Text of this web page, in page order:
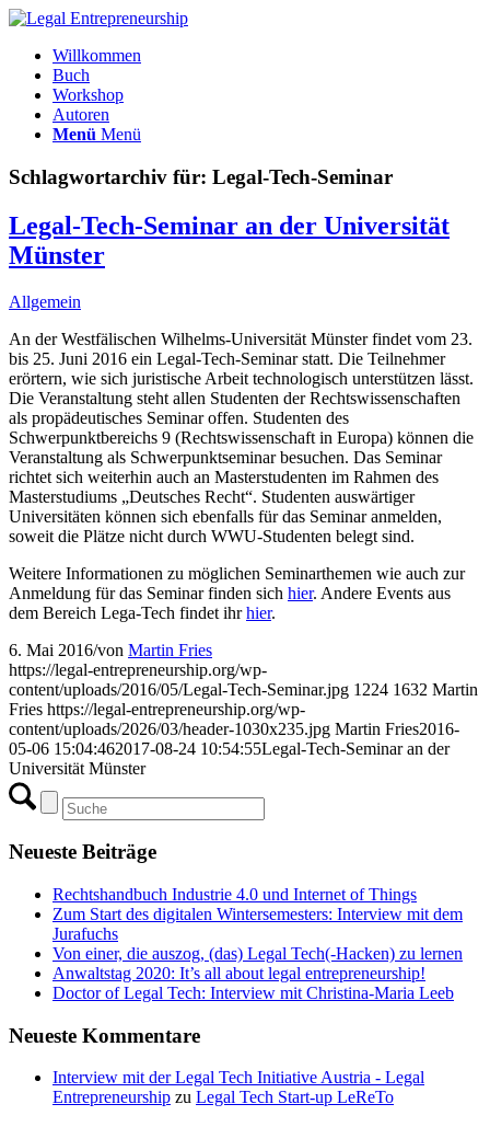
Willkommen
Buch
Workshop
Autoren
Menü Menü
Schlagwortarchiv für: Legal-Tech-Seminar
Legal-Tech-Seminar an der Universität
Münster
Allgemein
An der Westfälischen Wilhelms-Universität Münster findet vom 23.
bis 25. Juni 2016 ein Legal-Tech-Seminar statt. Die Teilnehmer
erörtern, wie sich juristische Arbeit technologisch unterstützen lässt.
Die Veranstaltung steht allen Studenten der Rechtswissenschaften
als propädeutisches Seminar offen. Studenten des
Schwerpunktbereichs 9 (Rechtswissenschaft in Europa) können die
Veranstaltung als Schwerpunktseminar besuchen. Das Seminar
richtet sich weiterhin auch an Masterstudenten im Rahmen des
Masterstudiums „Deutsches Recht“. Studenten auswärtiger
Universitäten können sich ebenfalls für das Seminar anmelden,
soweit die Plätze nicht durch WWU-Studenten belegt sind.
Weitere Informationen zu möglichen Seminarthemen wie auch zur
Anmeldung für das Seminar finden sich hier. Andere Events aus
dem Bereich Lega-Tech findet ihrhier.
6. Mai 2016/von Martin Fries
https://legal-entrepreneurship.org/wp-
content/uploads/2016/05/Legal-Tech-Seminar.jpg 1224 1632 Martin
Fries https://legal-entrepreneurship.org/wp-
content/uploads/2026/03/header-1030x235.jpg Martin Fries2016-
05-06 15:04:462017-08-24 10:54:55Legal-Tech-Seminar an der
Universität Münster
Neueste Beiträge
Rechtshandbuch Industrie 4.0 und Internet of Things
Zum Start des digitalen Wintersemesters: Interview mit dem
Jurafuchs
Von einer, die auszog, (das) Legal Tech(-Hacken) zu lernen
Anwaltstag 2020: It’s all about legal entrepreneurship!
Doctor of Legal Tech: Interview mit Christina-Maria Leeb
Neueste Kommentare
Interview mit der Legal Tech Initiative Austria - Legal
Entrepreneurship zu Legal Tech Start-up LeReTo